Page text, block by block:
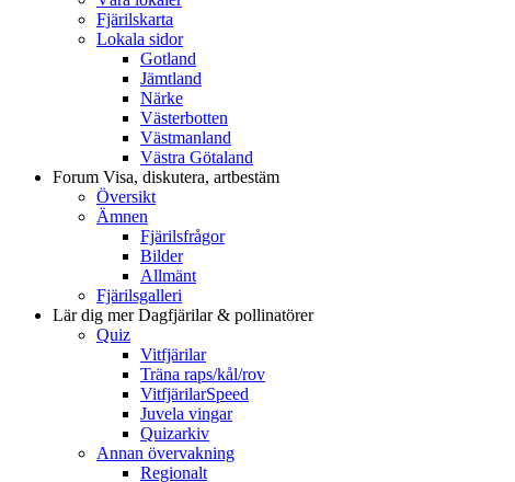
Fjärilskarta
Lokala sidor
Gotland
Jämtland
Närke
Västerbotten
Västmanland
Västra Götaland
Forum Visa, diskutera, artbestäm
Översikt
Ämnen
Fjärilsfrågor
Bilder
Allmänt
Fjärilsgalleri
Lär dig merDagfjärilar & pollinatörer
Quiz
Vitfjärilar
Träna raps/kål/rov
VitfjärilarSpeed
Juvela vingar
Quizarkiv
Annan övervakning
Regionalt